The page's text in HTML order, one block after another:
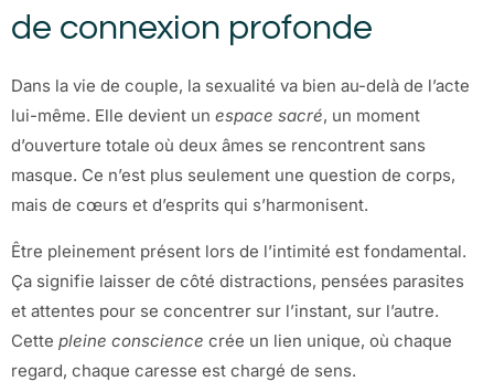
de connexion profonde
Dans la vie de couple, la sexualité va bien au-delà de l’acte
lui-même. Elle devient un espace sacré, un moment
d’ouverture totale où deux âmes se rencontrent sans
masque. Ce n’est plus seulement une question de corps,
mais de cœurs et d’esprits qui s’harmonisent.
Être pleinement présent lors de l’intimité est fondamental.
Ça signifie laisser de côté distractions, pensées parasites
et attentes pour se concentrer sur l’instant, sur l’autre.
Cette pleine conscience crée un lien unique, où chaque
regard, chaque caresse est chargé de sens.